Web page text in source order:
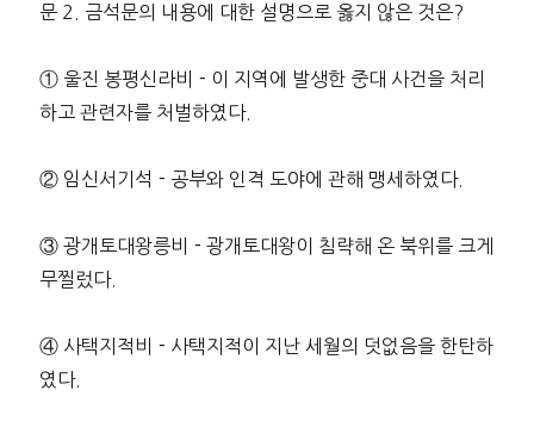
문 2. 금석문의 내용에 대한 설명으로 옳지 않은 것은?
① 울진 봉평신라비－이 지역에 발생한 중대 사건을 처리
하고 관련자를 처벌하였다.
② 임신서기석－공부와 인격 도야에 관해 맹세하였다.
③ 광개토대왕릉비－광개토대왕이 침략해 온 북위를 크게
무찔렀다.
④ 사택지적비－사택지적이 지난 세월의 덧없음을 한탄하
였다.